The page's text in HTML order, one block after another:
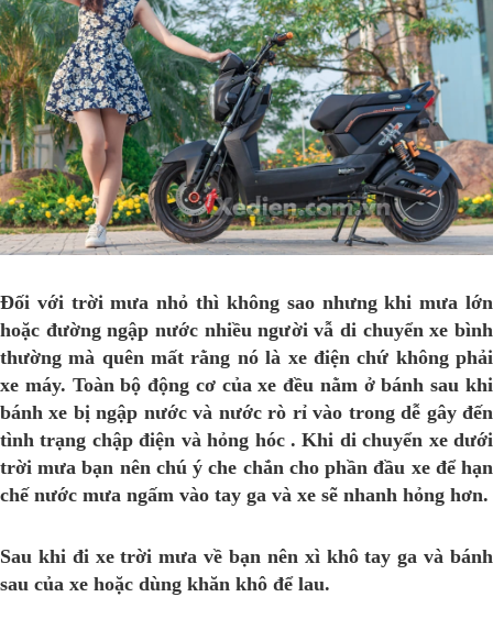
Đối với trời mưa nhỏ thì không sao nhưng khi mưa lớn
hoặc đường ngập nước nhiều người vẫ di chuyển xe bình
thường mà quên mất rằng nó là xe điện chứ không phải
xe máy. Toàn bộ động cơ của xe đều nằm ở bánh sau khi
bánh xe bị ngập nước và nước rò rỉ vào trong dễ gây đến
tình trạng chập điện và hỏng hóc . Khi di chuyển xe dưới
trời mưa bạn nên chú ý che chắn cho phần đầu xe để hạn
chế nước mưa ngấm vào tay ga và xe sẽ nhanh hỏng hơn.
Sau khi đi xe trời mưa về bạn nên xì khô tay ga và bánh
sau của xe hoặc dùng khăn khô để lau.